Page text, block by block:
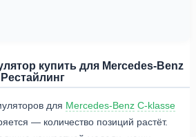
купить для Mercedes-Benz
для Mercedes-Benz C-klasse
— количество позиций растёт.